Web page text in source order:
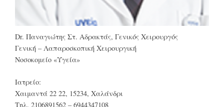
Dr. Παναγιώτης Στ. Αδρακτάς, Γενικός Χειρουργός
Γενική – Λαπαροσκοπική Χειρουργική
Νοσοκομείο «Υγεία»
Ιατρείο:
Χαιμαντά 22 22, 15234, Χαλάνδρι
Τηλ. 2106891562 – 6944347108